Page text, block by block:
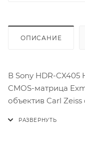
ОПИСАНИЕ
В Sony HDR-CX405
CMOS-матрица
объектив Carl